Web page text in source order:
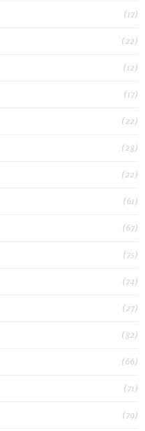
(17)
(22)
(12)
(17)
(22)
(28)
(22)
(61)
(67)
(75)
(74)
(27)
(82)
(66)
(71)
(79)